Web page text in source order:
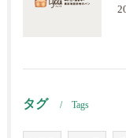
タグ Tags